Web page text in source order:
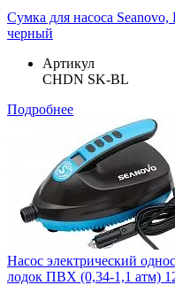
Сумка для насоса
черный
Артикул
CHDN SK-BL
Подробнее
Насос электрический
лодок ПВХ (0,34-1,1 атм)